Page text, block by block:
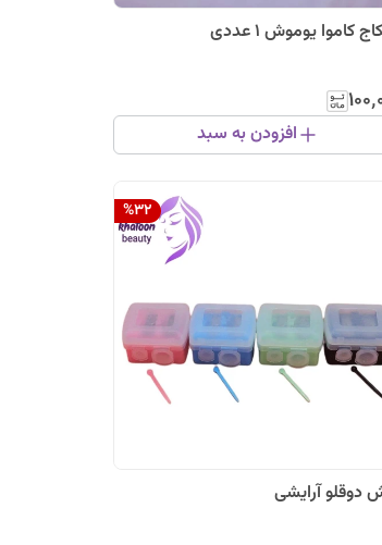
کاموا یوموش 1 عددی
افزودن به سبد
%32
دوقلو آرایشی